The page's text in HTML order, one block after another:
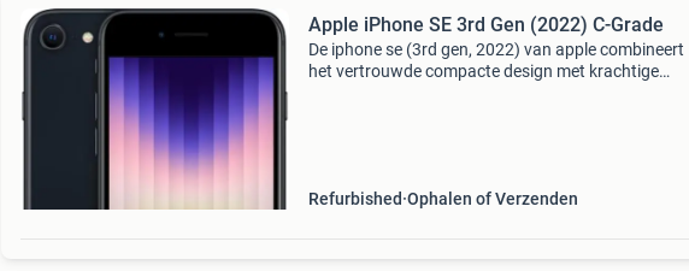
Apple iPhone SE 3rd Gen (2022) C-Grade
De iphone se (3rd gen, 2022) van apple combineert
het vertrouwde compacte design met krachtige
Refurbished Ophalen of Verzenden